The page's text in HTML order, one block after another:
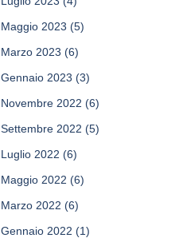
Maggio 2023 (5)
Marzo 2023 (6)
Gennaio 2023 (3)
Novembre 2022 (6)
Settembre 2022 (5)
Luglio 2022 (6)
Maggio 2022 (6)
Marzo 2022 (6)
Gennaio 2022 (1)